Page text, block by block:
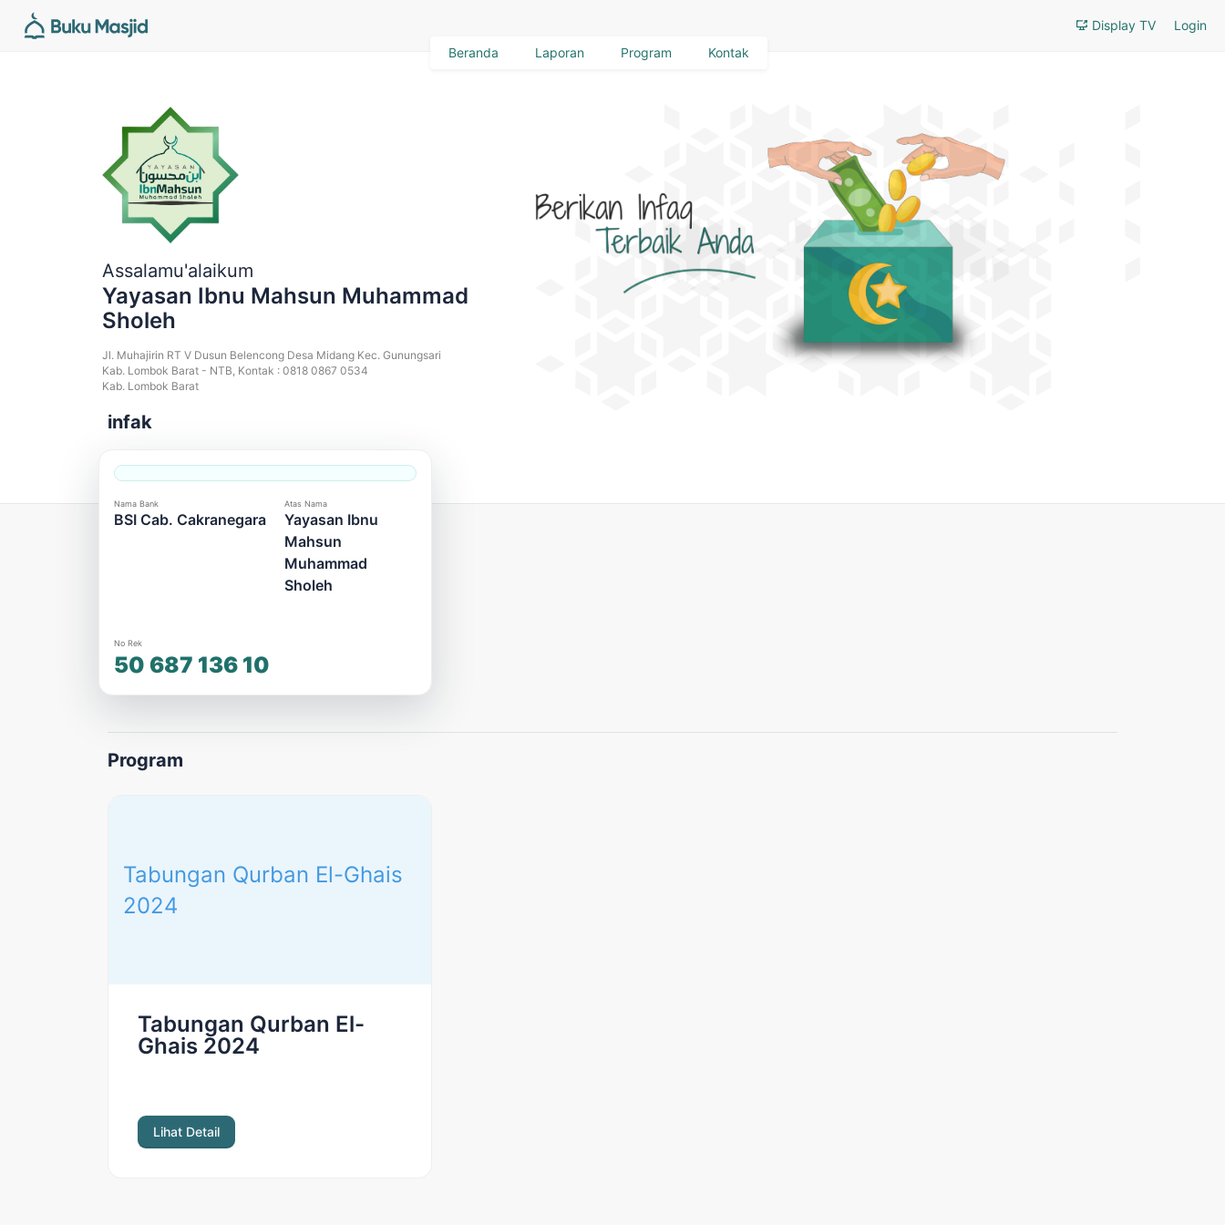
Beranda Laporan Program Kontak
Display TV Login
Assalamu'alaikum
Yayasan Ibnu Mahsun Muhammad
Sholeh
Jl. Muhajirin RT V Dusun Belencong Desa Midang Kec. Gunungsari
Kab. Lombok Barat - NTB, Kontak : 0818 0867 0534
Kab. Lombok Barat
infak
Nama Bank
BSI Cab. Cakranegara
Atas Nama
Yayasan Ibnu
Mahsun
Muhammad
Sholeh
No Rek
50 687 136 10
Program
Tabungan Qurban El-Ghais
2024
Tabungan Qurban El-
Ghais 2024
Lihat Detail